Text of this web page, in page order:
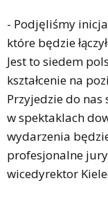
- Podjęliśmy
które będzie
Jest to siedem
kształcenie na
Przyjedzie do nas
w spektaklach
wydarzenia
profesjonalne
wicedyrektor